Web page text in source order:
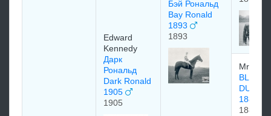
Edward
Kennedy
Дарк
Рональд
Dark Ronald
1905
1905
Бэй Рональд
Bay Ronald
1893
1893
Mr.
BLACK
1886
1886